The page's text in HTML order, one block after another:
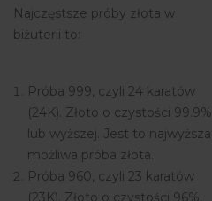
Najczęstsze próby złota w
biżuterii to:
Próba 999, czyli 24 karatów
(24K). Złoto o czystości 99.9%
lub wyższej. Jest to najwyższa
możliwa próba złota.
Próba 960, czyli 23 karatów
(23K). Złoto o czystości 96%,